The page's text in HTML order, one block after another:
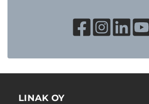
LINAK OY